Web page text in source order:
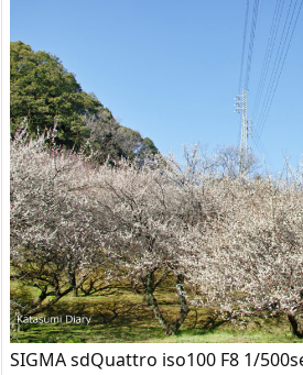
SIGMA sdQuattro iso100 F8 1/